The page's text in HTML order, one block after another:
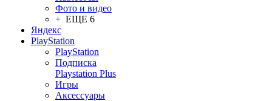
Фото и видео
+ ЕЩЕ 6
Яндекс
PlayStation
PlayStation
Подписка
Playstation Plus
Игры
Аксессуары